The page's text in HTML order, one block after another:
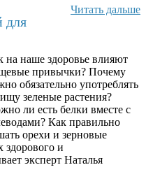
Читать дальше
для
на наше здоровье влияют
привычки? Почему
обязательно употреблять
зеленые растения?
ли есть белки вместе с
Как правильно
орехи и зерновые
здорового и
эксперт Наталья